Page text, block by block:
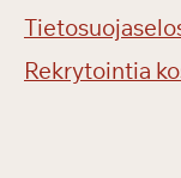
Rekrytointia